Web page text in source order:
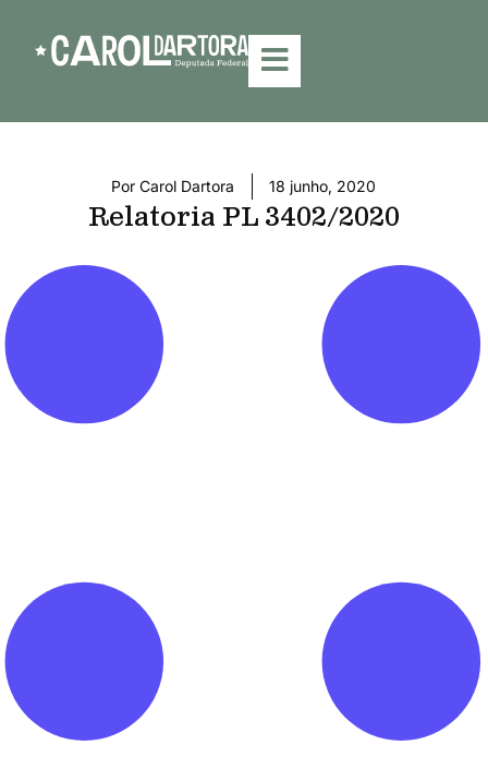
Por Carol Dartora 18 junho, 2020
Relatoria PL 3402/2020